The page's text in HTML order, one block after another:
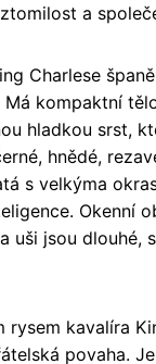
a
Charlese
Má kompaktní
hladkou srst,
hnědé,
s velkýma
Okenní
uši jsou dlouhé,
rysem kavalíra
povaha.